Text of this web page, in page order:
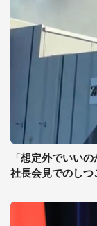
「想定外でいい
社長会見でのしつ